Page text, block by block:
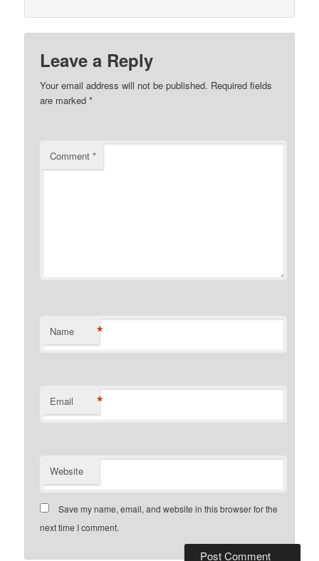
Leave a Reply
Your email address will not be published. Required fields
are marked*
Comment*
Name *
Email *
Website
Save my name, email, and website in this browser for the
next time I comment.